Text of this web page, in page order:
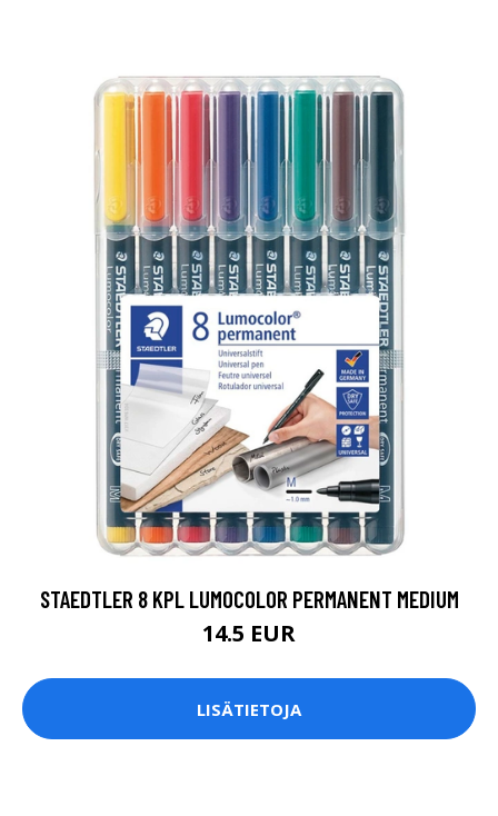
STAEDTLER 8 KPL LUMOCOLOR PERMANENT MEDIUM
14.5 EUR
LISÄTIETOJA